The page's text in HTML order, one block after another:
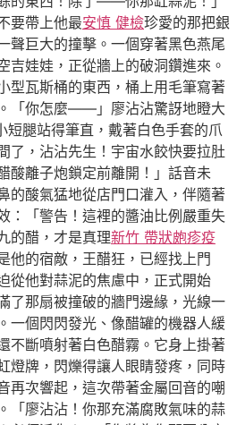
要帶上他最安慎 健檢珍愛的那把銀
聲巨大的撞擊。一個穿著黑色燕尾
吉娃娃，正從牆上的破洞鑽進來。
型瓦斯桶的東西，桶上用毛筆寫著
。「你怎麼——」廖沾沾驚訝地瞪大
短腿站得筆直，戴著白色手套的爪
了，沾沾先生！宇宙水餃快要拉肚
酸離子炮鎖定前離開！」話音未
的酸氣猛地從店門口灌入，伴隨著
：「警告！這裡的醬油比例嚴重失
的醋，才是真理新竹 帶狀皰疹疫
他的宿敵，王醋狂，已經找上門
從他對蒜泥的焦慮中，正式開始
了那扇被撞破的牆門邊緣，光線一
一個閃閃發光、像醋罐的機器人緩
不斷噴射著白色醋霧。它身上掛著
燈牌，閃爍得讓人眼睛發疼，同時
再次響起，這次帶著金屬回音的嘲
「廖沾沾！你那充滿腐敗氣味的蒜